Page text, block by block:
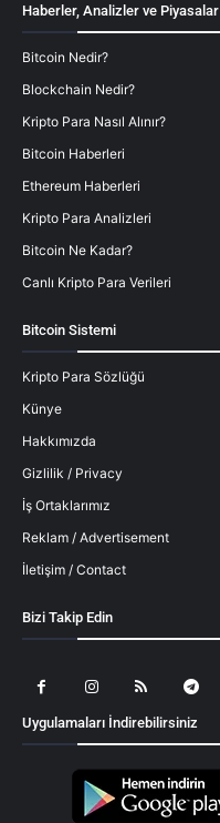
Haberler, Analizler ve Piyasalar
Bitcoin Nedir?
Blockchain Nedir?
Kripto Para Nasıl Alınır?
Bitcoin Haberleri
Ethereum Haberleri
Kripto Para Analizleri
Bitcoin Ne Kadar?
Canlı Kripto Para Verileri
Bitcoin Sistemi
Kripto Para Sözlüğü
Künye
Hakkımızda
Gizlilik / Privacy
İş Ortaklarımız
Reklam / Advertisement
İletişim / Contact
Bizi Takip Edin
Uygulamaları İndirebilirsiniz